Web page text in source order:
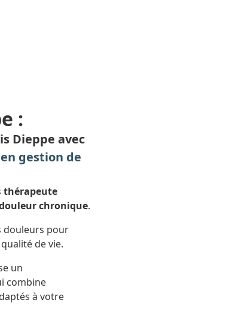
:
Dieppe avec
gestion de
thérapeute
chronique.
douleurs pour
de vie.
un
combine
à votre